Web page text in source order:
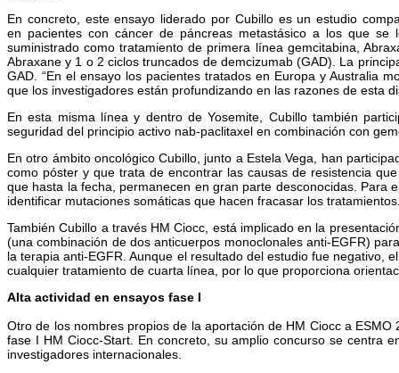
En concreto, este ensayo liderado por Cubillo es un estudio
en pacientes con cáncer de páncreas metastásico a los que se
suministrado como tratamiento de primera línea gemcitabina,
Abraxane y 1 o 2 ciclos truncados de demcizumab (GAD). La
GAD. “En el ensayo los pacientes tratados en Europa y Australia
que los investigadores están profundizando en las razones de esta
En esta misma línea y dentro de Yosemite, Cubillo también
seguridad del principio activo nab-paclitaxel en combinación con
En otro ámbito oncológico Cubillo, junto a Estela Vega, han
como póster y que trata de encontrar las causas de resistencia
que hasta la fecha, permanecen en gran parte desconocidas. Para
identificar mutaciones somáticas que hacen fracasar los
También Cubillo a través HM Ciocc, está implicado en la
(una combinación de dos anticuerpos monoclonales anti-EGFR)
la terapia anti-EGFR. Aunque el resultado del estudio fue negativo,
cualquier tratamiento de cuarta línea, por lo que proporciona
Alta actividad en ensayos fase I
Otro de los nombres propios de la aportación de HM Ciocc a
fase I HM Ciocc-Start. En concreto, su amplio concurso se centra
investigadores internacionales.